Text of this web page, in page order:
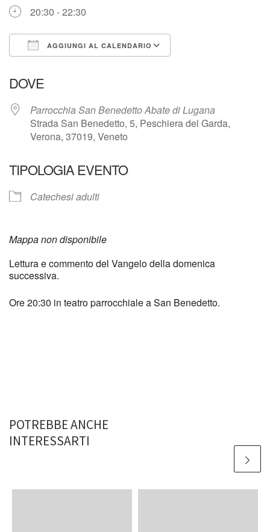
20:30 - 22:30
AGGIUNGI AL CALENDARIO
DOVE
Parrocchia San Benedetto Abate di Lugana
Strada San Benedetto, 5, Peschiera del Garda,
Verona, 37019, Veneto
TIPOLOGIA EVENTO
Catechesi adulti
Mappa non disponibile
Lettura e commento del Vangelo della domenica
successiva.
Ore 20:30 in teatro parrocchiale a San Benedetto.
POTREBBE ANCHE
INTERESSARTI